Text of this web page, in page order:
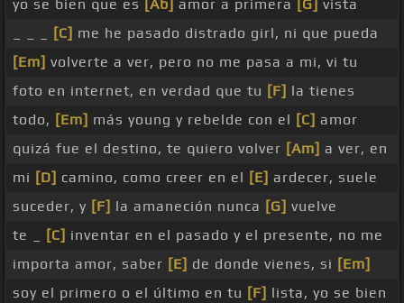
yo se bien que es [Ab] amor a primera [G]
vista
[C] me he pasado distrado girl, ni que pueda
[Em] volverte a ver, pero no me pasa a mi, vi tu
foto en internet, en verdad que tu [F] la tienes
todo, [Em] más young y rebelde con el [C] amor
quizá fue el destino, te quiero volver [Am] a ver, en
mi [D] camino, como creer en el [E] ardecer, suele
suceder, y [F] la amaneción nunca [G] vuelve
te _
[C] inventar en el pasado y el presente, no me
importa amor, saber [E] de donde vienes, si [Em]
soy el primero o el último en tu [F] lista, yo se bien